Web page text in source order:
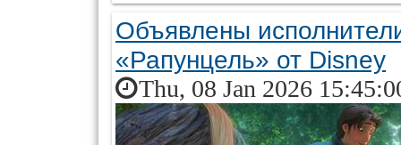
Объявлены
«Рапунцель» от Disney
Thu, 08 Jan 2026